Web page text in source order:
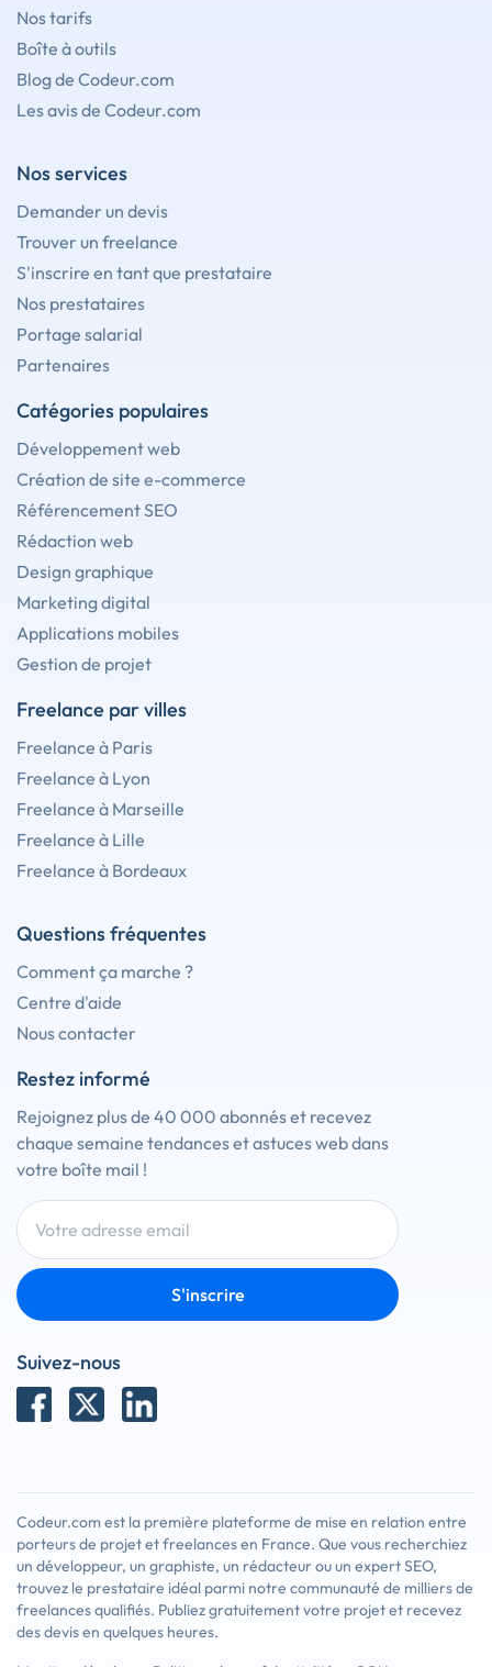
Nos tarifs
Boîte à outils
Blog de Codeur.com
Les avis de Codeur.com
Nos services
Demander un devis
Trouver un freelance
S'inscrire en tant que prestataire
Nos prestataires
Portage salarial
Partenaires
Catégories populaires
Développement web
Création de site e-commerce
Référencement SEO
Rédaction web
Design graphique
Marketing digital
Applications mobiles
Gestion de projet
Freelance par villes
Freelance à Paris
Freelance à Lyon
Freelance à Marseille
Freelance à Lille
Freelance à Bordeaux
Questions fréquentes
Comment ça marche ?
Centre d'aide
Nous contacter
Restez informé
Rejoignez plus de 40 000 abonnés et recevez
chaque semaine tendances et astuces web dans
votre boîte mail !
S'inscrire
Suivez-nous
Codeur.com est la première plateforme de mise en relation entre
porteurs de projet et freelances en France. Que vous recherchiez
un développeur, un graphiste, un rédacteur ou un expert SEO,
trouvez le prestataire idéal parmi notre communauté de milliers de
freelances qualifiés. Publiez gratuitement votre projet et recevez
des devis en quelques heures.